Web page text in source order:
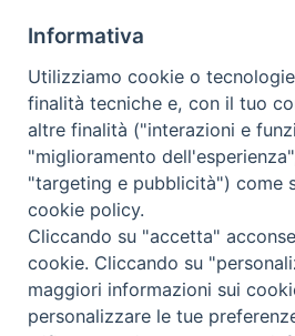
Direttore
Direttore
Editore e Proprietà Opera di
Via
Autorizzazione Tribunale di
SEGUICI SU:
Informativa
Utilizziamo cookie o
finalità tecniche e, con il tuo
altre finalità ("interazioni e
"miglioramento
"targeting e pubblicità") come
cookie policy.
Cliccando su "accetta"
cookie. Cliccando su
maggiori informazioni sui
personalizzare le tue